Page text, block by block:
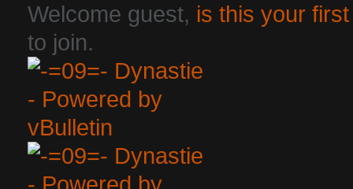
Welcome guest, is this your
to join.